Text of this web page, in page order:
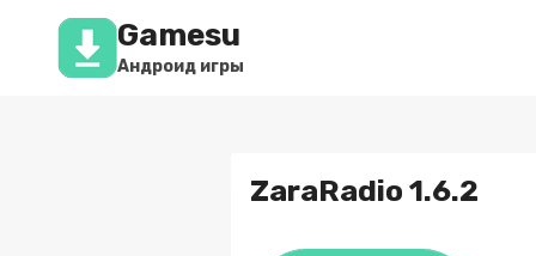
Перейти
содержимому
Gamesu
Андроид игры
ZaraRadio 1.6.2